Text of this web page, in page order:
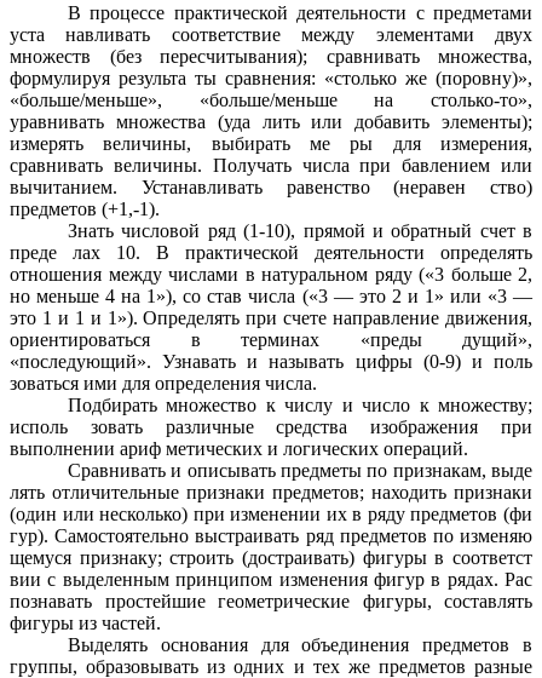
В процессе практической деятельности с предметами
уста навливать соответствие между элементами двух
множеств (без пересчитывания); сравнивать множества,
формулируя результа ты сравнения: «столько же (поровну)»,
«больше/меньше», «больше/меньше на столько-то»,
уравнивать множества (уда лить или добавить элементы);
измерять величины, выбирать ме ры для измерения,
сравнивать величины. Получать числа при бавлением или
вычитанием. Устанавливать равенство (неравен ство)
предметов (+1,-1).
Знать числовой ряд (1-10), прямой и обратный счет в
преде лах 10. В практической деятельности определять
отношения между числами в натуральном ряду («3 больше 2,
но меньше 4 на 1»), со став числа («3 — это 2 и 1» или «3 —
это 1 и 1 и 1»). Определять при счете направление движения,
ориентироваться в терминах «преды дущий»,
«последующий». Узнавать и называть цифры (0-9) и поль
зоваться ими для определения числа.
Подбирать множество к числу и число к множеству;
исполь зовать различные средства изображения при
выполнении ариф метических и логических операций.
Сравнивать и описывать предметы по признакам, выде
лять отличительные признаки предметов; находить признаки
(один или несколько) при изменении их в ряду предметов (фи
гур). Самостоятельно выстраивать ряд предметов по изменяю
щемуся признаку; строить (достраивать) фигуры в соответст
вии с выделенным принципом изменения фигур в рядах. Рас
познавать простейшие геометрические фигуры, составлять
фигуры из частей.
Выделять основания для объединения предметов в
группы, образовывать из одних и тех же предметов разные